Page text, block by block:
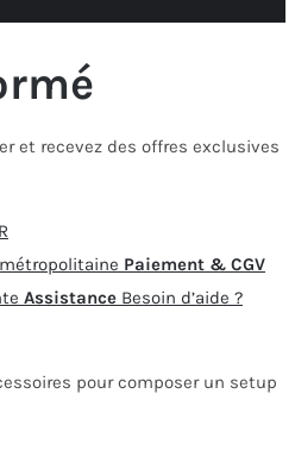
et recevez des offres exclusives
Paiement & CGV
Assistance Besoin d’aide ?
pour composer un setup